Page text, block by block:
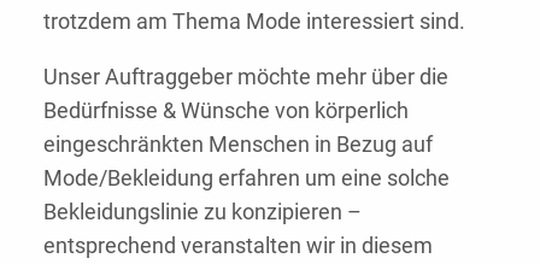
trotzdem am Thema Mode interessiert sind.
Unser Auftraggeber möchte mehr über die
Bedürfnisse & Wünsche von körperlich
eingeschränkten Menschen in Bezug auf
Mode/Bekleidung erfahren um eine solche
Bekleidungslinie zu konzipieren –
entsprechend veranstalten wir in diesem